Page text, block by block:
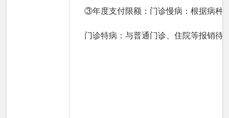
③年度支付限额：门诊慢病：根据病种
门诊特病：与普通门诊、住院等报销待